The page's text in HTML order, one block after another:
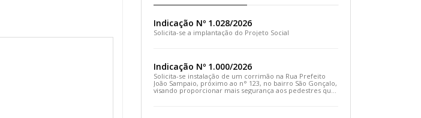
Indicação Nº 1.028/2026
Solicita-se a implantação do Projeto Social
Indicação Nº 1.000/2026
Solicita-se instalação de um corrimão na Rua Prefeito
João Sampaio, próximo ao n° 123, no bairro São Gonçalo,
visando proporcionar mais segurança aos pedestres que